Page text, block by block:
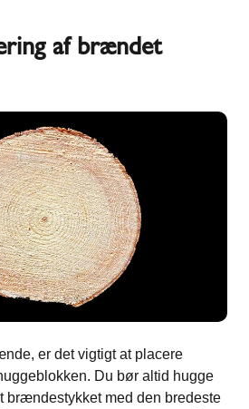
af brændet
er det vigtigt at placere
Du bør altid hugge
brændestykket med den bredeste